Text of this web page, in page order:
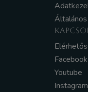
Facebook
Youtube
Instagram